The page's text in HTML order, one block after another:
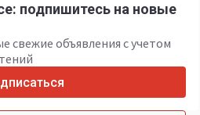
подпишитесь на новые
свежие объявления с учетом